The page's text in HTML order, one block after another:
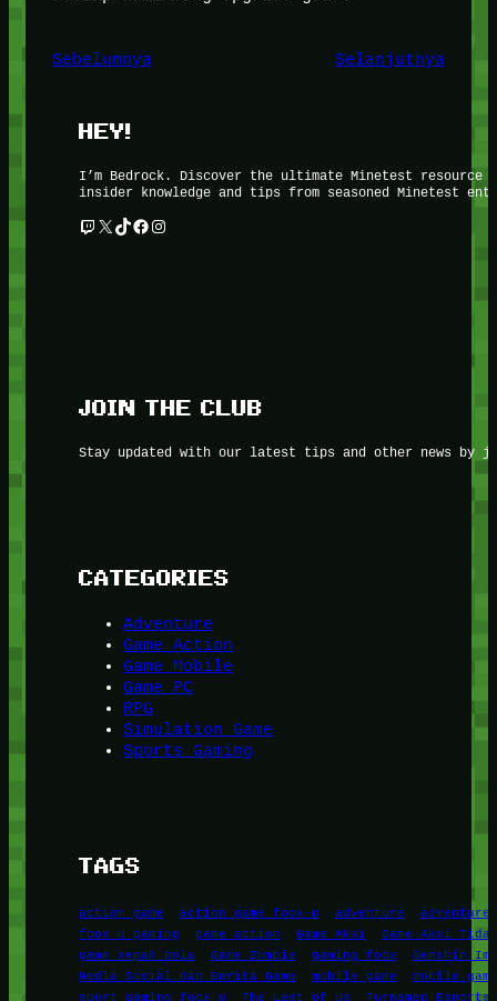
Sebelumnya Selanjutnya
HEY!
I’m Bedrock. Discover the ultimate Minetest
insider knowledge and tips from seasoned Minetest
Twitch X TikTok Facebook Instagram
JOIN THE CLUB
Stay updated with our latest tips and other news by
CATEGORIES
Adventure
Game Action
Game Mobile
Game PC
RPG
Simulation Game
Sports Gaming
TAGS
action game action game foox-u adventure
adventure
foox u gaming
game action Game Aksi
Game Aksi Tidak
game sepak bola
Game Zombie gaming foox
Genshin
Media Sosial dan Berita Game
mobile game
mobile
sport gaming foox u
The Last of Us Turnamen Esports